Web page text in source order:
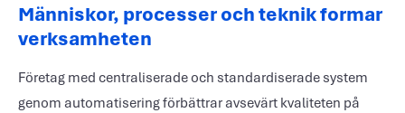
Människor, processer och teknik formar
verksamheten
Företag med centraliserade och standardiserade system
genom automatisering förbättrar avsevärt kvaliteten på